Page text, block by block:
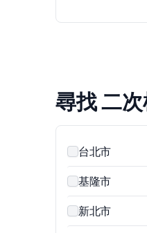
尋找 二
台北市
基隆市
新北市